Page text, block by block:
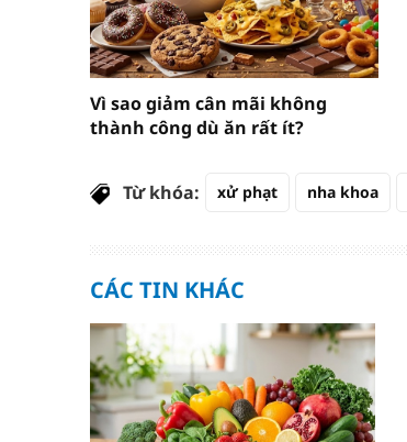
Vì sao giảm cân mãi không
thành công dù ăn rất ít?
Từ khóa: xử phạt nha khoa
CÁC TIN KHÁC